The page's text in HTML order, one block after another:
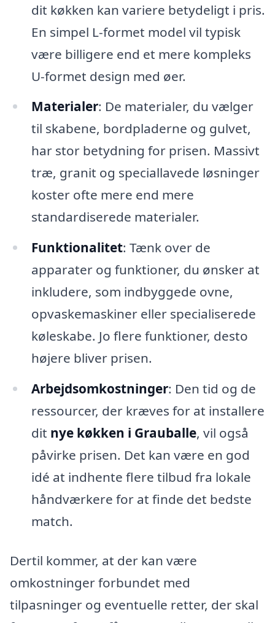
dit køkken kan variere betydeligt i pris.
En simpel L-formet model vil typisk
være billigere end et mere kompleks
U-formet design med øer.
Materialer: De materialer, du vælger
til skabene, bordpladerne og gulvet,
har stor betydning for prisen. Massivt
træ, granit og speciallavede løsninger
koster ofte mere end mere
standardiserede materialer.
Funktionalitet: Tænk over de
apparater og funktioner, du ønsker at
inkludere, som indbyggede ovne,
opvaskemaskiner eller specialiserede
køleskabe. Jo flere funktioner, desto
højere bliver prisen.
Arbejdsomkostninger: Den tid og de
ressourcer, der kræves for at installere
dit nye køkken i Grauballe, vil også
påvirke prisen. Det kan være en god
idé at indhente flere tilbud fra lokale
håndværkere for at finde det bedste
match.
Dertil kommer, at der kan være
omkostninger forbundet med
tilpasninger og eventuelle retter, der skal